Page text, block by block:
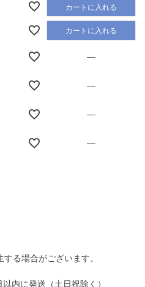
カートに入れる
カートに入れる
—
—
—
—
る場合がございます。
内に発送（土日祝除く）